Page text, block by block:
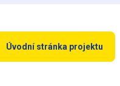
Úvodní stránka projektu